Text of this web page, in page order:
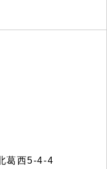
葛西5-4-4